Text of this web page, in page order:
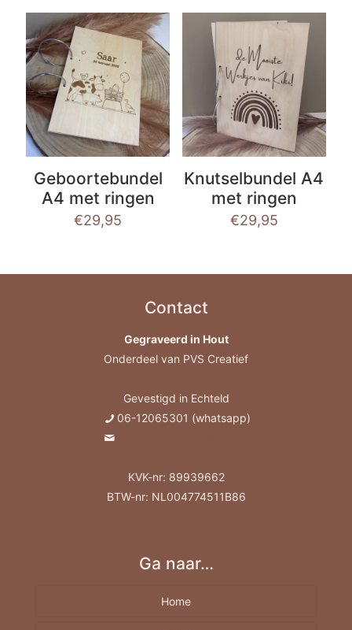
Geboortebundel
A4 met ringen
€29,95
Knutselbundel A4
met ringen
€29,95
Contact
Gegraveerd in Hout
Onderdeel van PVS Creatief
Gevestigd in Echteld
06-12065301 (whatsapp)
KVK-nr: 89939662
BTW-nr: NL004774511B86
Ga naar…
Home